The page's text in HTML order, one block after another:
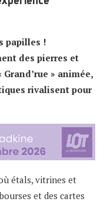
papilles !
des pierres et
Grand’rue » animée,
rivalisent pour
étals, vitrines et
et des cartes